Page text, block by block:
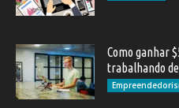
Como ganhar
trabalhando